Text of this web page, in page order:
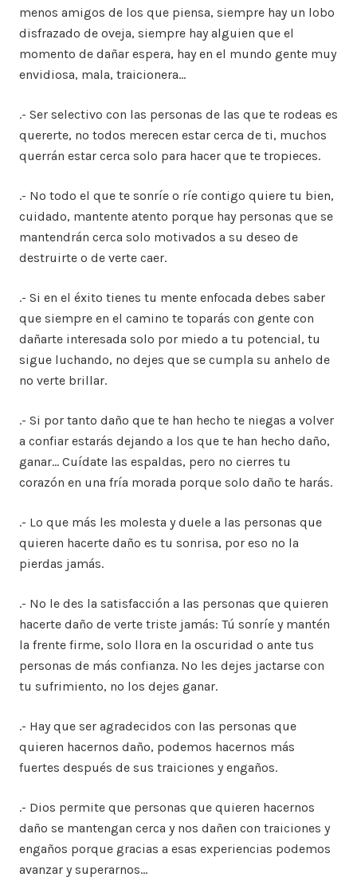
menos amigos de los que piensa, siempre hay un lobo
disfrazado de oveja, siempre hay alguien que el
momento de dañar espera, hay en el mundo gente muy
envidiosa, mala, traicionera…
.- Ser selectivo con las personas de las que te rodeas es
quererte, no todos merecen estar cerca de ti, muchos
querrán estar cerca solo para hacer que te tropieces.
.- No todo el que te sonríe o ríe contigo quiere tu bien,
cuidado, mantente atento porque hay personas que se
mantendrán cerca solo motivados a su deseo de
destruirte o de verte caer.
.- Si en el éxito tienes tu mente enfocada debes saber
que siempre en el camino te toparás con gente con
dañarte interesada solo por miedo a tu potencial, tu
sigue luchando, no dejes que se cumpla su anhelo de
no verte brillar.
.- Si por tanto daño que te han hecho te niegas a volver
a confiar estarás dejando a los que te han hecho daño,
ganar… Cuídate las espaldas, pero no cierres tu
corazón en una fría morada porque solo daño te harás.
.- Lo que más les molesta y duele a las personas que
quieren hacerte daño es tu sonrisa, por eso no la
pierdas jamás.
.- No le des la satisfacción a las personas que quieren
hacerte daño de verte triste jamás: Tú sonríe y mantén
la frente firme, solo llora en la oscuridad o ante tus
personas de más confianza. No les dejes jactarse con
tu sufrimiento, no los dejes ganar.
.- Hay que ser agradecidos con las personas que
quieren hacernos daño, podemos hacernos más
fuertes después de sus traiciones y engaños.
.- Dios permite que personas que quieren hacernos
daño se mantengan cerca y nos dañen con traiciones y
engaños porque gracias a esas experiencias podemos
avanzar y superarnos…